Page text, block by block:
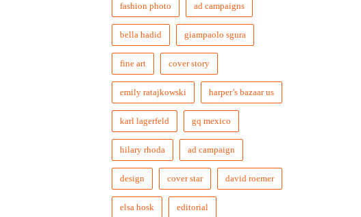
fashion photo ad campaigns
bella hadid giampaolo sgura
fine art cover story
emily ratajkowski harper’s bazaar us
karl lagerfeld gq mexico
hilary rhoda ad campaign
design cover star david roemer
elsa hosk editorial